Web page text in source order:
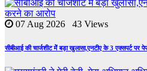
07 Aug 2026 43 Views
सीबीआई की चार्जशीट मेें बड़ा खुलासा,एनटीए के 3 एक्सपर्ट पर